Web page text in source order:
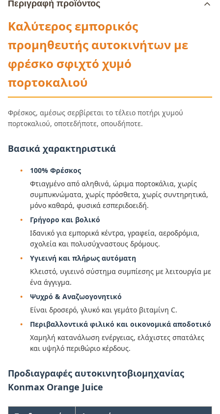
Περιγραφή προϊόντος
Καλύτερος εμπορικός
προμηθευτής αυτοκινήτων με
φρέσκο σφιχτό χυμό
πορτοκαλιού
Φρέσκος, αμέσως σερβίρεται το τέλειο ποτήρι χυμού
πορτοκαλιού, οποτεδήποτε, οπουδήποτε.
Βασικά χαρακτηριστικά
100% Φρέσκος
Φτιαγμένο από αληθινά, ώριμα πορτοκάλια, χωρίς
συμπυκνώματα, χωρίς πρόσθετα, χωρίς συντηρητικά,
μόνο καθαρά, φυσικά εσπεριδοειδή.
Γρήγορο και βολικό
Ιδανικό για εμπορικά κέντρα, γραφεία, αεροδρόμια,
σχολεία και πολυσύχναστους δρόμους.
Υγιεινή και πλήρως αυτόματη
Κλειστό, υγιεινό σύστημα συμπίεσης με λειτουργία με
ένα άγγιγμα.
Ψυχρό & Αναζωογονητικό
Είναι δροσερό, γλυκό και γεμάτο βιταμίνη C.
Περιβαλλοντικά φιλικό και οικονομικά αποδοτικό
Χαμηλή κατανάλωση ενέργειας, ελάχιστες σπατάλες
και υψηλό περιθώριο κέρδους.
Προδιαγραφές αυτοκινητοβιομηχανίας
Konmax Orange Juice